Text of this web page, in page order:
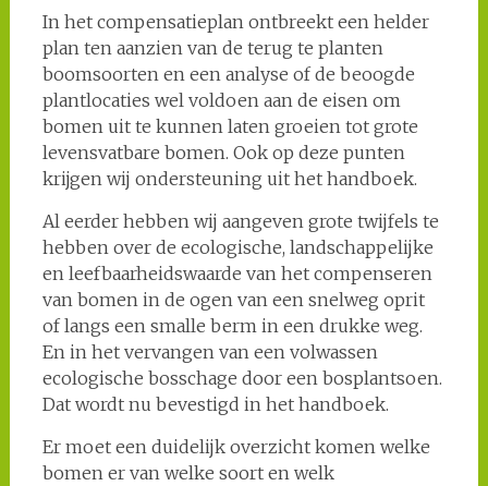
In het compensatieplan ontbreekt een helder
plan ten aanzien van de terug te planten
boomsoorten en een analyse of de beoogde
plantlocaties wel voldoen aan de eisen om
bomen uit te kunnen laten groeien tot grote
levensvatbare bomen. Ook op deze punten
krijgen wij ondersteuning uit het handboek.
Al eerder hebben wij aangeven grote twijfels te
hebben over de ecologische, landschappelijke
en leefbaarheidswaarde van het compenseren
van bomen in de ogen van een snelweg oprit
of langs een smalle berm in een drukke weg.
En in het vervangen van een volwassen
ecologische bosschage door een bosplantsoen.
Dat wordt nu bevestigd in het handboek.
Er moet een duidelijk overzicht komen welke
bomen er van welke soort en welk